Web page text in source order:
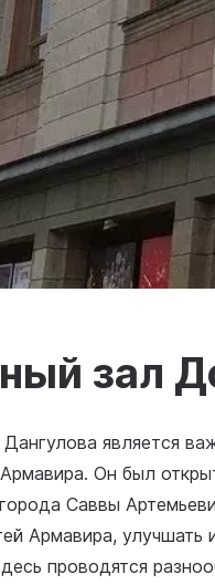
зал
является
Он был
Саввы
Армавира,
проводятся